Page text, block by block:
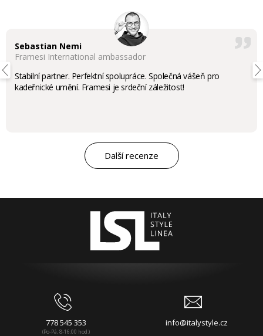
Sebastian Nemi
Framesi International ambassador
Stabilní partner. Perfektní spolupráce. Společná vášeň pro
kadeřnické umění. Framesi je srdeční záležitost!
Další recenze
778 545 353
(Po-Pá, 8-16:00 hod.)
info@italystyle.cz